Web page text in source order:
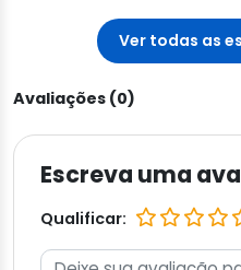
Ver todas as
Avaliações (0)
Escreva uma
Qualificar: